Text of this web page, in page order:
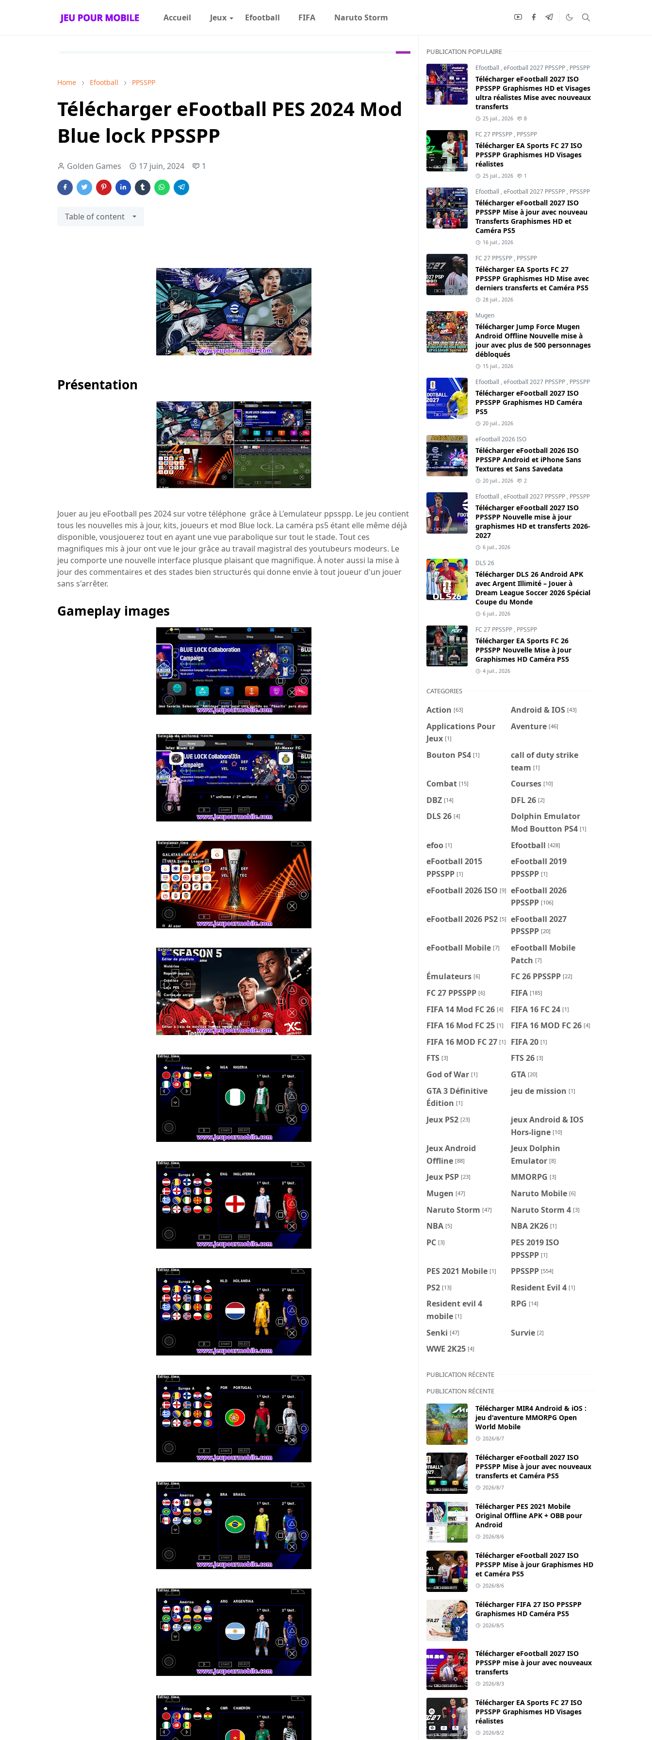
Accueil Jeux Efootball FIFA Naruto Storm
Home Efootball PPSSPP
Télécharger eFootball PES 2024 Mod
Blue lock PPSSPP
Golden Games 17 juin, 2024 1
Table of content
Présentation
Jouer au jeu eFootball pes 2024 sur votre téléphone grâce à L'emulateur ppsspp. Le jeu contient
tous les nouvelles mis à jour, kits, joueurs et mod Blue lock. La caméra ps5 étant elle même déjà
disponible, vousjouerez tout en ayant une vue parabolique sur tout le stade. Tout ces
magnifiques mis à jour ont vue le jour grâce au travail magistral des youtubeurs modeurs. Le
jeu comporte une nouvelle interface plusque plaisant que magnifique. À noter aussi la mise à
jour des commentaires et des stades bien structurés qui donne envie à tout joueur d'un jouer
sans s'arrêter.
Gameplay images
PUBLICATION POPULAIRE
Efootball ,eFootball 2027 PPSSPP , PPSSPP
Télécharger eFootball 2027 ISO
PPSSPP Graphismes HD et Visages
ultra réalistes Mise avec nouveaux
transferts
25 juil., 2026 8
FC 27 PPSSPP , PPSSPP
Télécharger EA Sports FC 27 ISO
PPSSPP Graphismes HD Visages
réalistes
25 juil., 2026 1
Efootball ,eFootball 2027 PPSSPP , PPSSPP
Télécharger eFootball 2027 ISO
PPSSPP Mise à jour avec nouveau
Transferts Graphismes HD et
Caméra PS5
16 juil., 2026
FC 27 PPSSPP , PPSSPP
Télécharger EA Sports FC 27
PPSSPP Graphismes HD Mise avec
derniers transferts et Caméra PS5
28 juil., 2026
Mugen
Télécharger Jump Force Mugen
Android Offline Nouvelle mise à
jour avec plus de 500 personnages
débloqués
15 juil., 2026
Efootball ,eFootball 2027 PPSSPP , PPSSPP
Télécharger eFootball 2027 ISO
PPSSPP Graphismes HD Caméra
PS5
20 juil., 2026
eFootball 2026 ISO
Télécharger eFootball 2026 ISO
PPSSPP Android et iPhone Sans
Textures et Sans Savedata
20 juil., 2026 2
Efootball ,eFootball 2027 PPSSPP , PPSSPP
Télécharger eFootball 2027 ISO
PPSSPP Nouvelle mise à jour
graphismes HD et transferts 2026-
2027
6 juil., 2026
DLS 26
Télécharger DLS 26 Android APK
avec Argent Illimité – Jouer à
Dream League Soccer 2026 Spécial
Coupe du Monde
6 juil., 2026
FC 27 PPSSPP , PPSSPP
Télécharger EA Sports FC 26
PPSSPP Nouvelle Mise à Jour
Graphismes HD Caméra PS5
4 juil., 2026
CATEGORIES
Action [63] Android & IOS [43]
Applications Pour
Jeux [1]
Aventure [46]
Bouton PS4 [1]
call of duty strike
team [1]
Combat [15] Courses [10]
DBZ [14] DFL 26 [2]
DLS 26 [4]
Dolphin Emulator
Mod Boutton PS4 [1]
efoo [1] Efootball [428]
eFootball 2015
PPSSPP [1]
eFootball 2019
PPSSPP [1]
eFootball 2026 ISO [9]
eFootball 2026
PPSSPP [106]
eFootball 2026 PS2 [5]
eFootball 2027
PPSSPP [20]
eFootball Mobile [7]
eFootball Mobile
Patch [7]
Émulateurs [6] FC 26 PPSSPP [22]
FC 27 PPSSPP [6] FIFA [185]
FIFA 14 Mod FC 26 [4] FIFA 16 FC 24 [1]
FIFA 16 Mod FC 25 [1] FIFA 16 MOD FC 26 [4]
FIFA 16 MOD FC 27 [1] FIFA 20 [1]
FTS [3] FTS 26 [3]
God of War [1] GTA [20]
GTA 3 Définitive
Édition [1]
jeu de mission [1]
Jeux PS2 [23]
jeux Android & IOS
Hors-ligne [10]
Jeux Android
Offline [88]
Jeux Dolphin
Emulator [8]
Jeux PSP [23] MMORPG [3]
Mugen [47] Naruto Mobile [6]
Naruto Storm [47] Naruto Storm 4 [3]
NBA [5] NBA 2K26 [1]
PC [3]
PES 2019 ISO
PPSSPP [1]
PES 2021 Mobile [1] PPSSPP [554]
PS2 [13] Resident Evil 4 [1]
Resident evil 4
mobile [1]
RPG [14]
Senki [47] Survie [2]
WWE 2K25 [4]
PUBLICATION RÉCENTE
PUBLICATION RÉCENTE
Télécharger MIR4 Android & iOS :
jeu d'aventure MMORPG Open
World Mobile
2026/8/7
Télécharger eFootball 2027 ISO
PPSSPP Mise à jour avec nouveaux
transferts et Caméra PS5
2026/8/7
Télécharger PES 2021 Mobile
Original Offline APK + OBB pour
Android
2026/8/6
Télécharger eFootball 2027 ISO
PPSSPP Mise à jour Graphismes HD
et Caméra PS5
2026/8/6
Télécharger FIFA 27 ISO PPSSPP
Graphismes HD Caméra PS5
2026/8/5
Télécharger eFootball 2027 ISO
PPSSPP mise à jour avec nouveaux
transferts
2026/8/3
Télécharger EA Sports FC 27 ISO
PPSSPP Graphismes HD Visages
réalistes
2026/8/2